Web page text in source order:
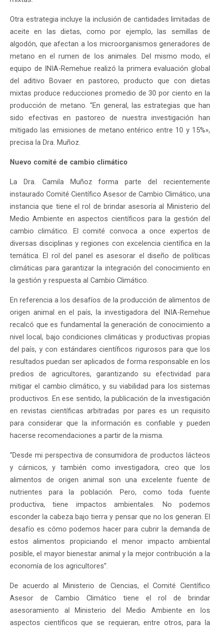
Otra estrategia incluye la inclusión de cantidades limitadas de
aceite en las dietas, como por ejemplo, las semillas de
algodón, que afectan a los microorganismos generadores de
metano en el rumen de los animales. Del mismo modo, el
equipo de INIA-Remehue realizó la primera evaluación global
del aditivo Bovaer en pastoreo, producto que con dietas
mixtas produce reducciones promedio de 30 por ciento en la
producción de metano. “En general, las estrategias que han
sido efectivas en pastoreo de nuestra investigación han
mitigado las emisiones de metano entérico entre 10 y 15%»,
precisa la Dra. Muñoz.
Nuevo comité de cambio climático
La Dra. Camila Muñoz forma parte del recientemente
instaurado Comité Científico Asesor de Cambio Climático, una
instancia que tiene el rol de brindar asesoría al Ministerio del
Medio Ambiente en aspectos científicos para la gestión del
cambio climático. El comité convoca a once expertos de
diversas disciplinas y regiones con excelencia científica en la
temática. El rol del panel es asesorar el diseño de políticas
climáticas para garantizar la integración del conocimiento en
la gestión y respuesta al Cambio Climático.
En referencia a los desafíos de la producción de alimentos de
origen animal en el país, la investigadora del INIA-Remehue
recalcó que es fundamental la generación de conocimiento a
nivel local, bajo condiciones climáticas y productivas propias
del país, y con estándares científicos rigurosos para que los
resultados puedan ser aplicados de forma responsable en los
predios de agricultores, garantizando su efectividad para
mitigar el cambio climático, y su viabilidad para los sistemas
productivos. En ese sentido, la publicación de la investigación
en revistas científicas arbitradas por pares es un requisito
para considerar que la información es confiable y pueden
hacerse recomendaciones a partir de la misma.
“Desde mi perspectiva de consumidora de productos lácteos
y cárnicos, y también como investigadora, creo que los
alimentos de origen animal son una excelente fuente de
nutrientes para la población. Pero, como toda fuente
productiva, tiene impactos ambientales. No podemos
esconder la cabeza bajo tierra y pensar que no los generan. El
desafío es cómo podemos hacer para cubrir la demanda de
estos alimentos propiciando el menor impacto ambiental
posible, el mayor bienestar animal y la mejor contribución a la
economía de los agricultores”.
De acuerdo al Ministerio de Ciencias, el Comité Científico
Asesor de Cambio Climático tiene el rol de brindar
asesoramiento al Ministerio del Medio Ambiente en los
aspectos científicos que se requieran, entre otros, para la